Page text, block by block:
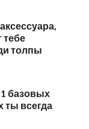
тебе
толпы
базовых
ты всегда